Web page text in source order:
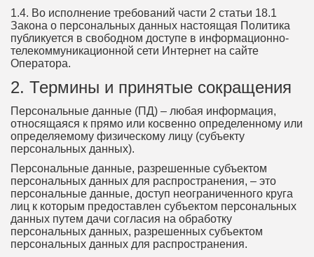
1.4. Во исполнение требований части 2 статьи 18.1
Закона о персональных данных настоящая Политика
публикуется в свободном доступе в информационно-
телекоммуникационной сети Интернет на сайте
Оператора.
2. Термины и принятые сокращения
Персональные данные (ПД) – любая информация,
относящаяся к прямо или косвенно определенному или
определяемому физическому лицу (субъекту
персональных данных).
Персональные данные, разрешенные субъектом
персональных данных для распространения, – это
персональные данные, доступ неограниченного круга
лиц к которым предоставлен субъектом персональных
данных путем дачи согласия на обработку
персональных данных, разрешенных субъектом
персональных данных для распространения.